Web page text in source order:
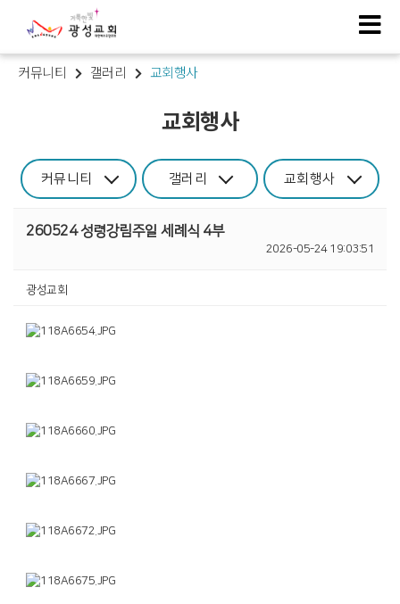
커뮤니티 갤러리 교회행사
교회행사
커뮤니티 갤러리 교회행사
260524 성령강림주일 세례식 4부
2026-05-24 19:03:51
광성교회